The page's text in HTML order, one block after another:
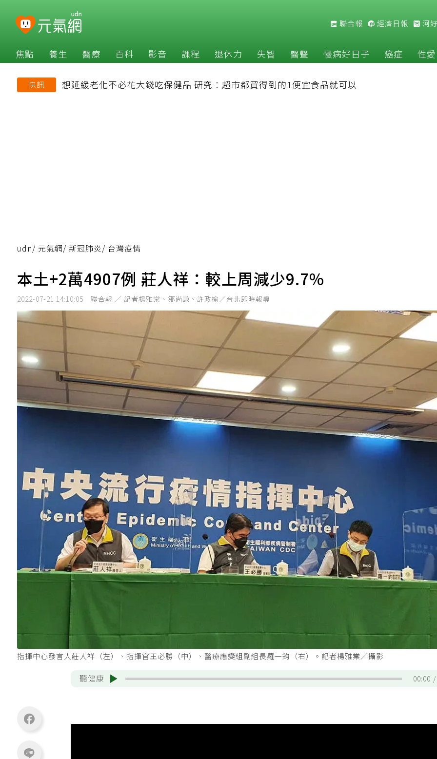
聯合報 經濟日報 河
焦點 養生 醫療 百科 影音 課程 退休力 失智 醫聲 慢病好日子 癌症 性愛
快訊 想延緩老化不必花大錢吃保健品 研究：超市都買得到的1便宜食品就可以
udn/ 元氣網/ 新冠肺炎/ 台灣疫情
本土+2萬4907例 莊人祥：較上周減少9.7%
2022-07-21 14:10:05 聯合報 ／ 記者楊雅棠、鄒尚謙、許政榆／台北即時報導
指揮中心發言人莊人祥（左）、指揮官王必勝（中）、醫療應變組副組長羅一鈞（右）。記者楊雅棠／攝影
聽健康 00:00